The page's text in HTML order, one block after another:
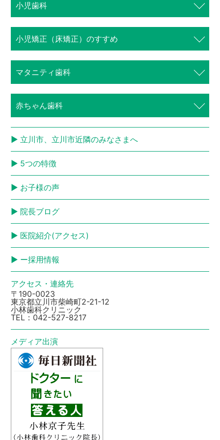
小児歯科
⼩児矯正（床矯正）のすすめ
マタニティ歯科
赤ちゃん歯科
立川市、立川市近隣のみなさまへ
5つの特徴
お子様の声
院長ブログ
医院紹介(アクセス)
ー採用情報
アクセス・連絡先
〒190-0023
東京都立川市柴崎町2-21-12
小林歯科クリニック
TEL： 042-527-8217
メディア出演